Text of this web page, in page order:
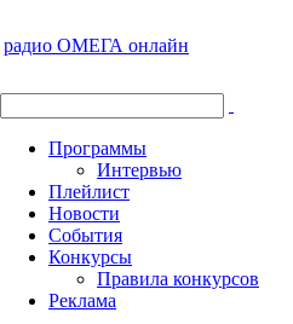
радио ОМЕГА онлайн
Программы
Интервью
Плейлист
Новости
События
Конкурсы
Правила конкурсов
Реклама